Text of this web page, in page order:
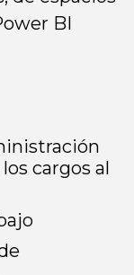
BI
cargos al